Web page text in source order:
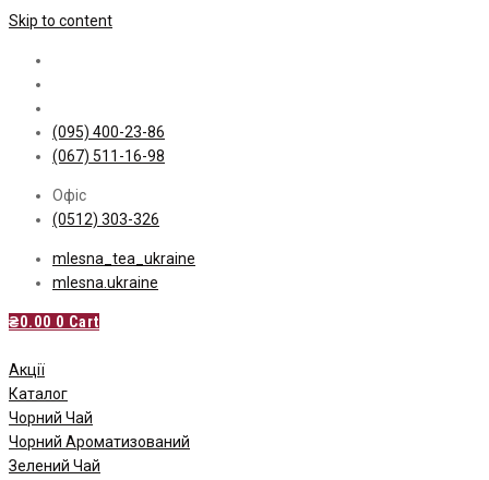
Skip to content
(095) 400-23-86
(067) 511-16-98
Офіс
(0512) 303-326
mlesna_tea_ukraine
mlesna.ukraine
₴0.00 0 Cart
Акції
Каталог
Чорний Чай
Чорний Ароматизований
Зелений Чай